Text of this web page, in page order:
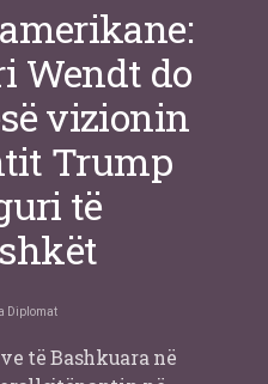
Wendt do
vizionin
Trump
të
Diplomat
të Bashkuara në